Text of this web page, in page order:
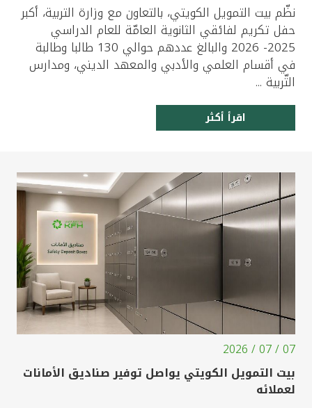
نظّم بيت التمويل الكويتي، بالتعاون مع وزارة التربية، أكبر
حفل تكريم لفائقي الثانوية العامّة للعام الدراسي
2025- 2026 والبالغ عددهم حوالي 130 طالبا وطالبة
في أقسام العلمي والأدبي والمعهد الديني، ومدارس
التّربية ...
اقرأ أكثر
07 / 07 / 2026
بيت التمويل الكويتي يواصل توفير صناديق الأمانات
لعملائه